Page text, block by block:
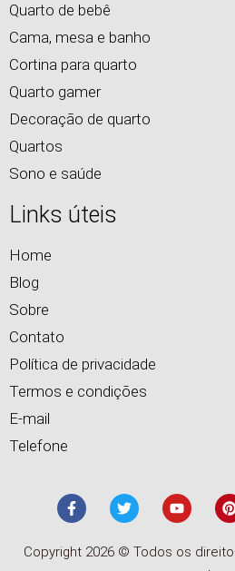
Quarto de bebê
Cama, mesa e banho
Cortina para quarto
Quarto gamer
Decoração de quarto
Quartos
Sono e saúde
Links úteis
Home
Blog
Sobre
Contato
Política de privacidade
Termos e condições
E-mail
Telefone
Copyright 2026 © Todos os